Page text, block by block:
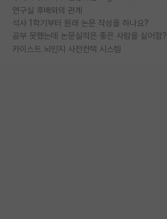
연구실 후배와의 관계
석사 1학기부터 원래 논문 작성을 하나요?
공부 못했는데 논문실적은 좋은 사람을 싫어함?
카이스트 뇌인지 사전컨택 시스템